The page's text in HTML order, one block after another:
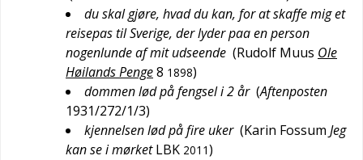
du skal gjøre, hvad du kan, for at skaffe mig et
reisepas til Sverige, der lyder paa en person
nogenlunde af mit udseende (Rudolf Muus Ole
Høilands Penge8 1898)
dommen lød på fengsel i 2 år (Aftenposten
1931/272/1/3)
kjennelsen lød på fire uker (Karin Fossum Jeg
kan se i mørket LBK 2011)